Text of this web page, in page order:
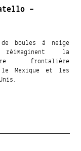
–
boules à neige
la
frontalière
Mexique et les